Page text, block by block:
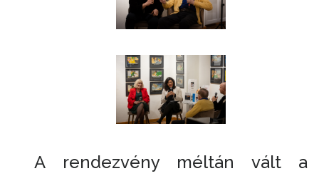
A rendezvény méltán vált a